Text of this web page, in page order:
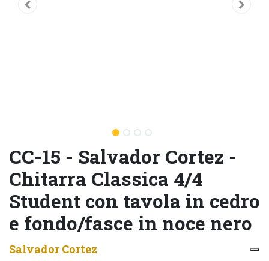
CC-15 - Salvador Cortez -
Chitarra Classica 4/4
Student con tavola in cedro
e fondo/fasce in noce nero
Salvador Cortez